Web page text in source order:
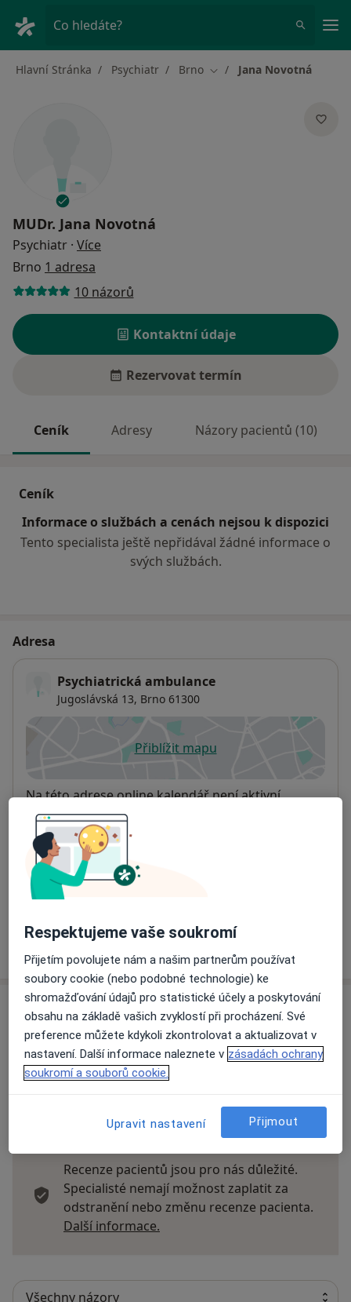
Co hledáte?
Hlavní Stránka Psychiatr Brno Změna města
Jana Novotná
MUDr. Jana Novotná
Psychiatr · Více
Brno 1 adresa
10 názorů
Kontaktní údaje
Rezervovat termín
Ceník Adresy Názory pacientů (10)
Ceník
Informace o službách a cenách nejsou k dispozici
Tento specialista ještě nepřidával žádné informace o
svých službách.
Adresa
Psychiatrická ambulance
Jugoslávská 13, Brno 61300
Přiblížit mapuse otevře v nové záložce
Dostupnost
Na této adrese online kalendář není aktivní
Co mám v takové situaci udělat?
Způsoby platby (soukromé návštěvy)
Na teto adrese lékař přijímá pacienty na pojišťovnu
Detaily
o adrese
Názory
Přidejte svůj názor
Recenze pacientů jsou pro nás důležité.
Specialisté nemají možnost zaplatit za
odstranění nebo změnu recenze pacienta.
Další informace.
Respektujeme vaše soukromí
Přijetím povolujete nám a našim partnerům používat
soubory cookie (nebo podobné technologie) ke
shromažďování údajů pro statistické účely a poskytování
obsahu na základě vašich zvyklostí při procházení. Své
preference můžete kdykoli zkontrolovat a aktualizovat v
nastavení. Další informace naleznete v zásadách ochrany
soukromí a souborů cookie.
Upravit nastavení Přijmout